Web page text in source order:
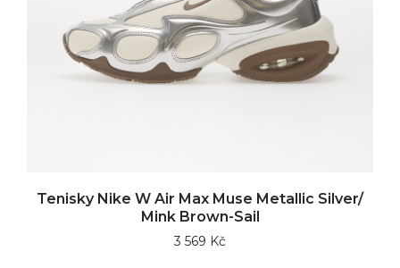
Tenisky Nike W Air Max Muse Metallic Silver/
Mink Brown-Sail
3 569 Kč